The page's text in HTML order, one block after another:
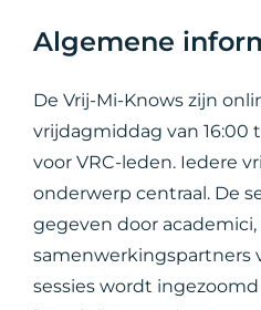
Algemene
De Vrij-Mi-Knows zijn
vrijdagmiddag van 16:00
voor VRC-leden. Iedere
onderwerp centraal. De
gegeven door
samenwerkingspartners
sessies wordt